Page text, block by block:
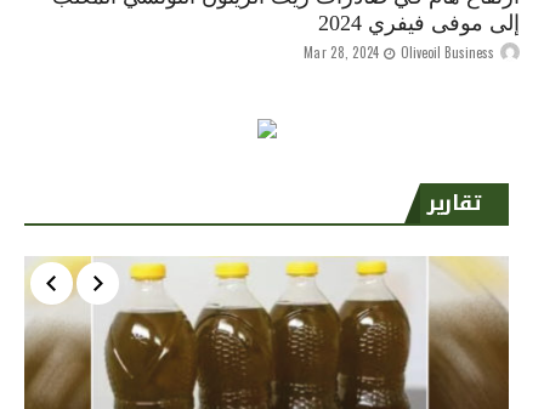
إلى موفى فيفري 2024
Oliveoil Business
Mar 28, 2024
تقارير